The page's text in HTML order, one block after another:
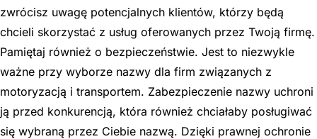
zwrócisz uwagę potencjalnych klientów, którzy będą
chcieli skorzystać z usług oferowanych przez Twoją firmę.
Pamiętaj również o bezpieczeństwie. Jest to niezwykle
ważne przy wyborze nazwy dla firm związanych z
motoryzacją i transportem. Zabezpieczenie nazwy uchroni
ją przed konkurencją, która również chciałaby posługiwać
się wybraną przez Ciebie nazwą. Dzięki prawnej ochronie